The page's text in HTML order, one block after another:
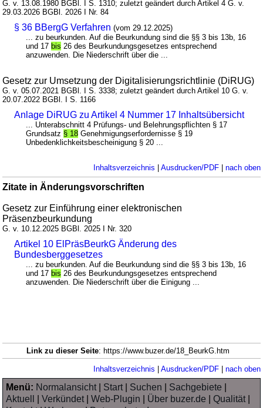
G. v. 13.08.1980 BGBl. I S. 1310; zuletzt geändert durch Artikel 4 G. v.
29.03.2026 BGBl. 2026 I Nr. 84
§ 36 BBergG Verfahren (vom 29.12.2025)
... zu beurkunden. Auf die Beurkundung sind die §§ 3 bis 13b, 16
und 17 bis 26 des Beurkundungsgesetzes entsprechend
anzuwenden. Die Niederschrift über die ...
Gesetz zur Umsetzung der Digitalisierungsrichtlinie (DiRUG)
G. v. 05.07.2021 BGBl. I S. 3338; zuletzt geändert durch Artikel 10 G. v.
20.07.2022 BGBl. I S. 1166
Anlage DiRUG zu Artikel 4 Nummer 17 Inhaltsübersicht
... Unterabschnitt 4 Prüfungs- und Belehrungspflichten § 17
Grundsatz § 18 Genehmigungserfordernisse § 19
Unbedenklichkeitsbescheinigung § 20 ...
Inhaltsverzeichnis Ausdrucken/PDF| nach oben
Zitate in Änderungsvorschriften
Gesetz zur Einführung einer elektronischen
Präsenzbeurkundung
G. v. 10.12.2025 BGBl. 2025 I Nr. 320
Artikel 10 ElPräsBeurkG Änderung des
Bundesberggesetzes
... zu beurkunden. Auf die Beurkundung sind die §§ 3 bis 13b, 16
und 17 bis 26 des Beurkundungsgesetzes entsprechend
anzuwenden. Die Niederschrift über die Einigung ...
Link zu dieser Seite: https://www.buzer.de/18_BeurkG.htm
Inhaltsverzeichnis Ausdrucken/PDF| nach oben
Menü: Normalansicht| Start| Suchen Sachgebiete
Aktuell
|Verkündet|Web-Plugin Über buzer.de |Qualität|